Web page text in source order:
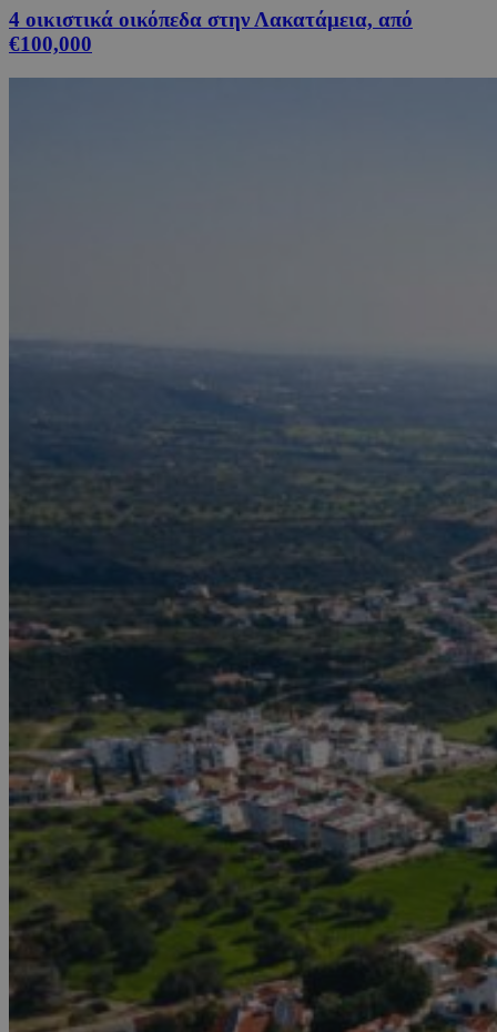
4 οικιστικά οικόπεδα στην Λακατάμεια, από
€100,000